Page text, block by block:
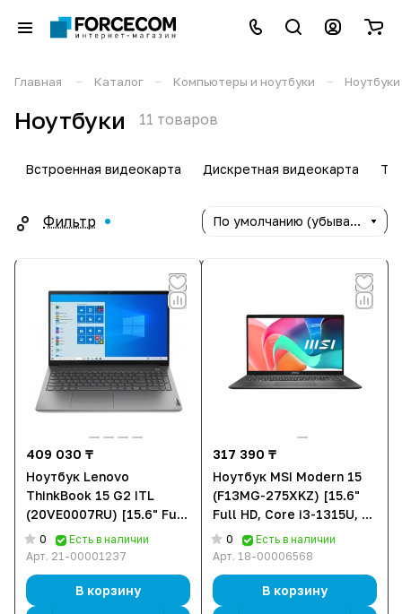
Главная – Каталог – Компьютеры и ноутбуки – Ноутбуки
Ноутбуки 11 товаров
Встроенная видеокарта Дискретная видеокарта
Фильтр По умолчанию (убывание)
409 030 ₸
Ноутбук Lenovo
ThinkBook 15 G2 ITL
(20VE0007RU) [15.6" Full
HD, Intel Core i3-1115G4,
8 ГБ ОЗУ, 256 ГБ SSD,
0
Есть в наличии
Арт. 21-00001237
В корзину
317 390 ₸
Ноутбук MSI Modern 15
(F13MG-275XKZ) [15.6"
Full HD, Core i3-1315U, 8
ГБ ОЗУ, 512 ГБ SSD, DOS]
0
Есть в наличии
Арт. 18-00006568
В корзину